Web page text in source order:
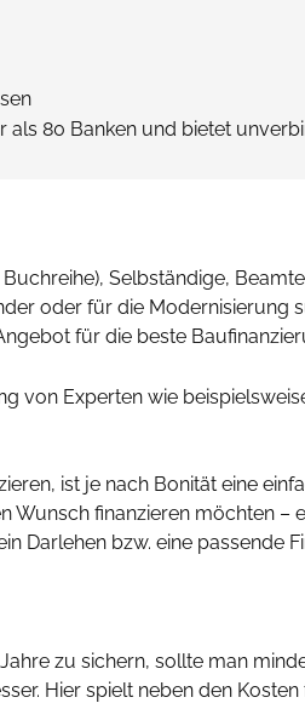
als 80 Banken und bietet
Selbständige,
oder für die Modernisierung
für die beste
von Experten wie
ist je nach Bonität eine
Wunsch finanzieren möchten –
Darlehen bzw. eine passende
zu sichern, sollte man
Hier spielt neben den